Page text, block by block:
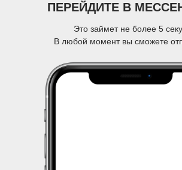
ПЕРЕЙДИТЕ В
Это займет не более 5
В любой момент вы сможете